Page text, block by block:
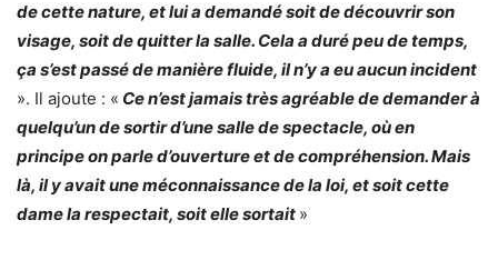
de cette nature, et lui a demandé soit de découvrir son
visage, soit de quitter la salle. Cela a duré peu de temps,
ça s’est passé de manière fluide, il n’y a eu aucun incident
». Il ajoute : « Ce n’est jamais très agréable de demander à
quelqu’un de sortir d’une salle de spectacle, où en
principe on parle d’ouverture et de compréhension. Mais
là, il y avait une méconnaissance de la loi, et soit cette
dame la respectait, soit elle sortait »